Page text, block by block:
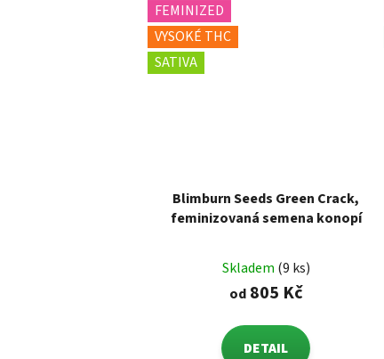
FEMINIZED
VYSOKÉ THC
SATIVA
Blimburn Seeds Green Crack,
feminizovaná semena konopí
Skladem (9 ks)
od805 Kč
DETAIL